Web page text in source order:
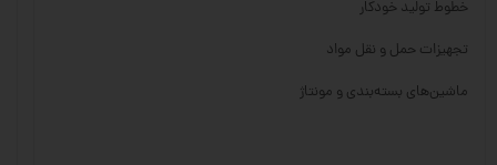
خطوط تولید خودکار
تجهیزات حمل و نقل مواد
ماشین‌های بسته‌بندی و مونتاژ